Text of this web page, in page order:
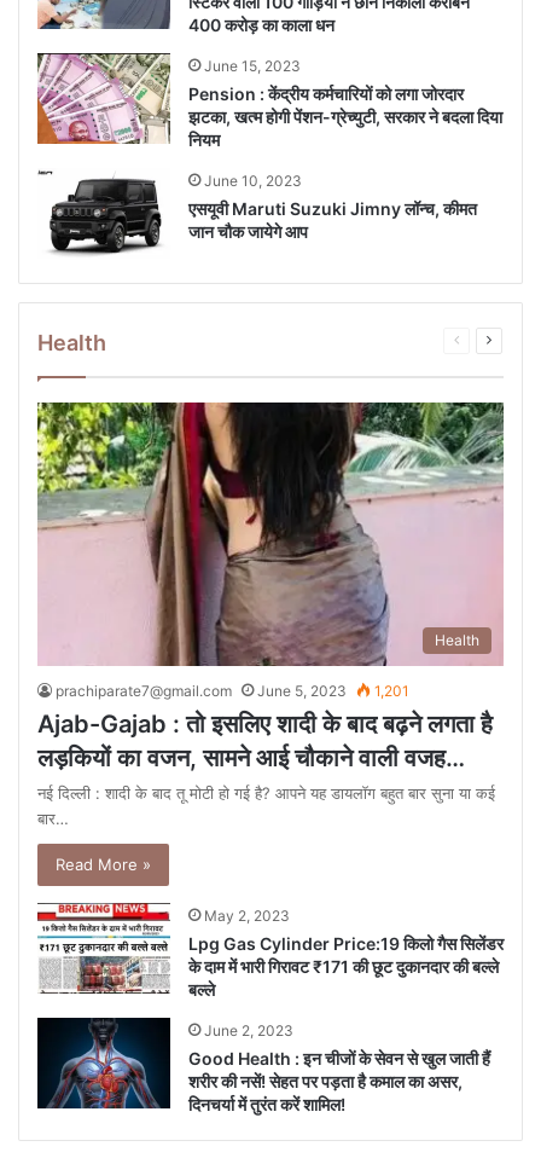
400 करोड़ का काला धन
June 15, 2023
Pension : केंद्रीय कर्मचार‍ियों को लगा जोरदार
झटका, खत्म होगी पेंशन-ग्रेच्‍युटी, सरकार ने बदला दिया
न‍ियम
June 10, 2023
एसयूवी Maruti Suzuki Jimny लॉन्च, कीमत
जान चौक जायेगे आप
Health
Previous
Next
Health
prachiparate7@gmail.com June 5, 2023 1,201
Ajab-Gajab : तो इसलिए शादी के बाद बढ़ने लगता है
लड़कियों का वजन, सामने आई चौकाने वाली वजह…
नई दिल्ली : शादी के बाद तू मोटी हो गई है? आपने यह डायलॉग बहुत बार सुना या कई
बार…
Read More »
May 2, 2023
Lpg Gas Cylinder Price:19 किलो गैस सिलेंडर
के दाम में भारी गिरावट ₹171 की छूट दुकानदार की बल्ले
बल्ले
June 2, 2023
Good Health : इन चीजों के सेवन से खुल जाती हैं
शरीर की नसें! सेहत पर पड़ता है कमाल का असर,
दिनचर्या में तुरंत करें शामिल!